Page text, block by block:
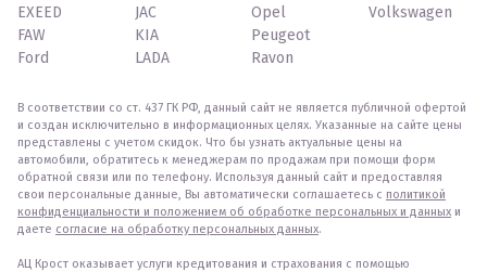
EXEED
FAW
Ford
JAC
KIA
LADA
Opel
Peugeot
Ravon
Volkswagen
В соответствии со ст. 437 ГК РФ, данный сайт не является публичной офертой
и создан исключительно в информационных целях. Указанные на сайте цены
представлены с учетом скидок. Что бы узнать актуальные цены на
автомобили, обратитесь к менеджерам по продажам при помощи форм
обратной связи или по телефону. Используя данный сайт и предоставляя
свои персональные данные, Вы автоматически соглашаетесь с политикой
конфиденциальности и положением об обработке персональных и данных и
даете согласие на обработку персональных данных.
АЦ Крост оказывает услуги кредитования и страхования с помощью